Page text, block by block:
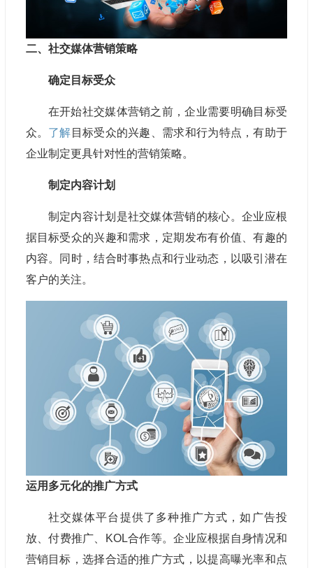
二、社交媒体营销策略
确定目标受众
在开始社交媒体营销之前，企业需要明确目标受
众。 了解 目标受众的兴趣、需求和行为特点，有助于
企业制定更具针对性的营销策略。
制定内容计划
制定内容计划是社交媒体营销的核心。企业应根
据目标受众的兴趣和需求，定期发布有价值、有趣的
内容。同时，结合时事热点和行业动态，以吸引潜在
客户的关注。
运用多元化的推广方式
社交媒体平台提供了多种推广方式，如广告投
放、付费推广、KOL合作等。企业应根据自身情况和
营销目标，选择合适的推广方式，以提高曝光率和点